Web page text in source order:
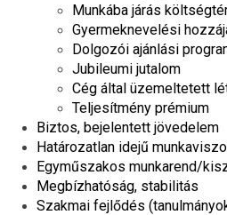
Munkába járás
Gyermeknevelési
Dolgozói ajánlási
Jubileumi jutalom
Cég által üzemeltetett
Teljesítmény prémium
Biztos, bejelentett jövedelem
Határozatlan idejű
Egyműszakos munkarend/
Megbízhatóság, stabilitás
Szakmai fejlődés